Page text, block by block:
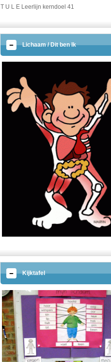
T U L E Leerlijn kerndoel 41
Lichaam / Dit ben Ik
Kijktafel